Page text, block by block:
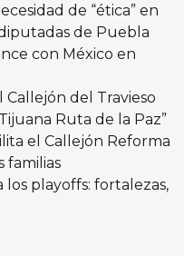
de “ética” en
de Puebla
con México en
del Travieso
Ruta de la Paz”
el Callejón Reforma
familias
los playoffs: fortalezas,